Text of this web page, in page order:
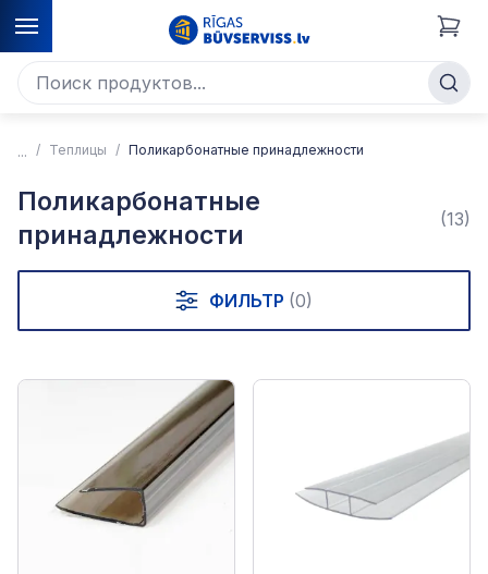
Теплицы Поликарбонатные принадлежности
Поликарбонатные
принадлежности
(13)
ФИЛЬТР (0)